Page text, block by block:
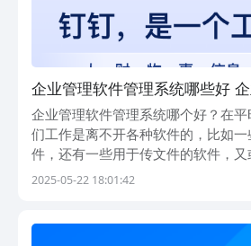
企业管理软件管理系统哪些好
推荐
企业管理软件管理系统哪个好？在
们工作是离不开各种软件的，比如
件，还有一些用于传文件的软件，
完成工作任务的软件等等，多种多样
2025-05-22 18:01:42